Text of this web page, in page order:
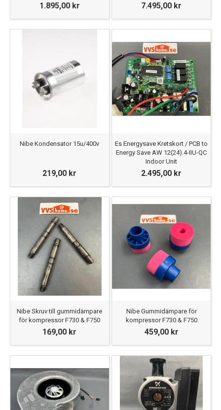
1.895,00 kr 7.495,00 kr
Nibe Kondensator 15u/400v
219,00 kr
Es Energysave Kretskort / PCB to
Energy Save AW 12(24).4-IIU-QC
Indoor Unit
2.495,00 kr
Nibe Skruv till gummidämpare
för kompressor F730 & F750
169,00 kr
Nibe Gummidämpare för
kompressor F730 & F750
459,00 kr